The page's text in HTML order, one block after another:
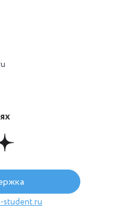
student.ru